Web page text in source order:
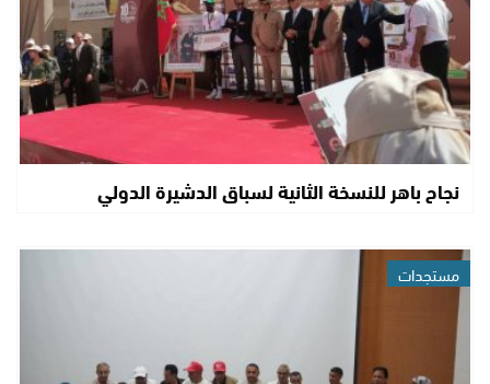
نجاح باهر للنسخة الثانية لسباق الدشيرة الدولي
مستجدات